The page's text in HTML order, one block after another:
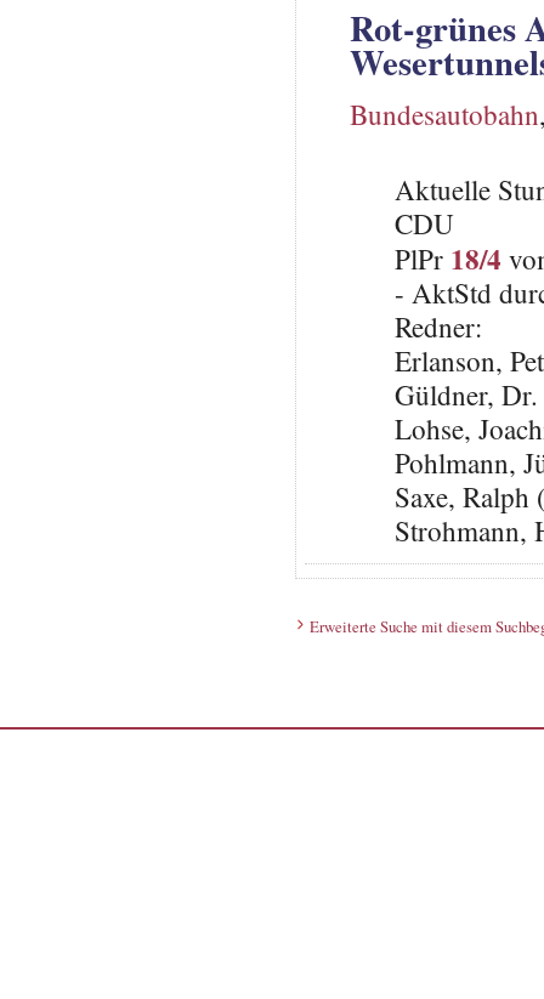
Rot-grünes
Bundesautobahn
Aktuelle
CDU
PlPr 18/4
- AktStd
Redner:
Erlanson,
Güldner,
Lohse,
Pohlmann,
Saxe,
Strohmann,
Erweiterte Suche mit diesem